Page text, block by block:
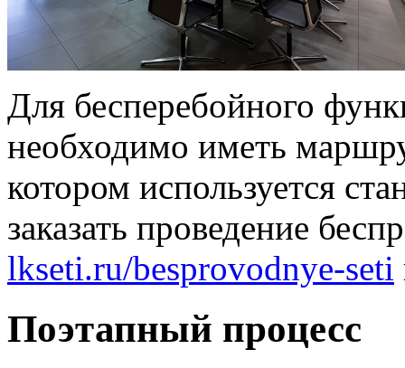
Для бесперебойного
необходимо иметь
котором используется
заказать проведение
lkseti.ru/besprovodnye-seti
Поэтапный процесс